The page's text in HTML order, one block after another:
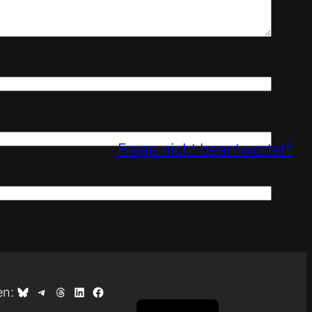
Auf Bluesky teilenAuf Telegram teilenAuf Threads teilenAuf LinkedIn teilenAuf Facebook teilen
Frage nicht beantwortet?